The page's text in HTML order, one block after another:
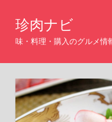
珍肉ナビ
味・料理・購入のグルメ情